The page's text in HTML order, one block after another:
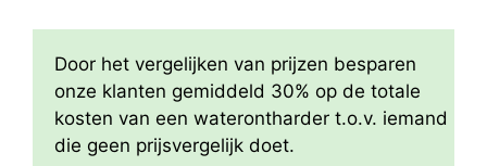
Door het vergelijken van prijzen besparen
onze klanten gemiddeld 30% op de totale
kosten van een waterontharder t.o.v. iemand
die geen prijsvergelijk doet.